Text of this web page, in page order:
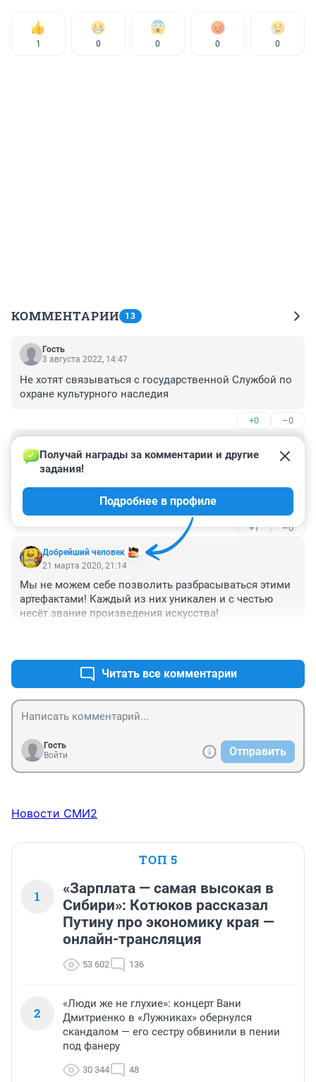
1 0 0 0 0
КОММЕНТАРИИ 13
Гость
3 августа 2022, 14:47
Не хотят связываться с государственной Службой по
охране культурного наследия
+0 –0
22 марта 2020, 10:21
Прекрасная статья! За каждым произведением МДИ
стоит система включающая обучение кадров,
создание технических условий для работы, гос
поддержка и гос заказы (в бюджете закладывалось
до 5% от сметы на оформление, художественный
совет ( архитектор-художник-проектировщик) которые
в связке работали над многими произведениями, в
том числе чтобы монументальное произведение
раскрывало функциональность здания, делало его
особенным. Техники в монументально декоративном
искусстве выбирали исходя из бюджета, считается
считаются росписи, сграффито и чеканки. Несмотря
на то что многим это кажется пережитком прошлого,
в нашем городе встречается достаточно много
серьезных и высокохудожественных примеров МДИ.
И наша задача сохранить и оставить потомкам, то что
энтузиазмом на века!)
+1 –0
Добрейший человек
Получай награды за комментарии и другие
задания!
Подробнее в профиле
21 марта 2020, 21:14
Мы не можем себе позволить разбрасываться этими
артефактами! Каждый из них уникален и с честью
несёт звание произведения искусства!
Читать все комментарии
Гость
Войти
Отправить
Новости СМИ2
ТОП 5
1
«Зарплата — самая высокая в
Сибири»: Котюков рассказал
Путину про экономику края —
онлайн-трансляция
53 602 136
2
«Люди же не глухие»: концерт Вани
Дмитриенко в «Лужниках» обернулся
скандалом — его сестру обвинили в пении
под фанеру
30 344 48